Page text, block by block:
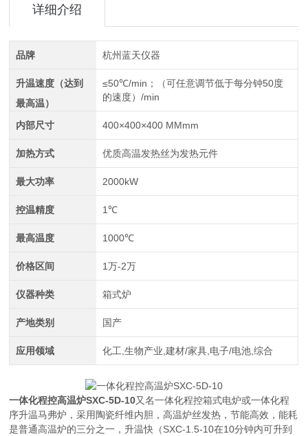
详细介绍
品牌 杭州蓝天仪器
升温速度（达到
最高温）
≤50℃/min；（可任意调节低于每分钟50度
的速度）/min
内部尺寸 400×400×400 MMmm
加热方式 优质高温发热丝为发热元件
最大功率 2000kW
控温精度 1℃
最高温度 1000℃
价格区间 1万-2万
仪器种类 箱式炉
产地类别 国产
应用领域 化工,生物产业,建材/家具,电子/电池,综合
一体化程控高温炉SXC-5D-10又名一体化程控箱式电炉或一体化程
序升温马弗炉，采用陶瓷纤维内胆，高温炉丝发热，节能高效，能耗
是普通高温炉的三分之一，升温快（SXC-1.5-10在10分钟内可升到